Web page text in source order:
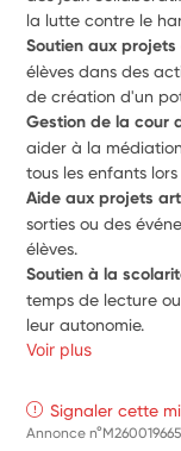
la lutte contre le
Soutien aux
élèves dans des
de création d'un
Gestion de la cour
aider à la
tous les enfants
Aide aux projets
sorties ou des
élèves.
Soutien à la
temps de lecture
leur autonomie.
Voir plus
Signaler cette
Annonce